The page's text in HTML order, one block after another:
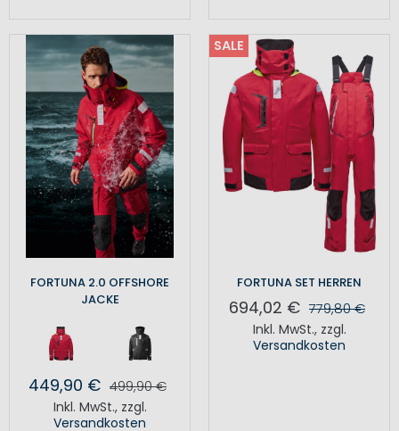
FORTUNA 2.0 OFFSHORE
JACKE
449,90 € 499,90 €
Inkl. MwSt., zzgl.
Versandkosten
SALE
FORTUNA SET HERREN
694,02 € 779,80 €
Inkl. MwSt., zzgl.
Versandkosten